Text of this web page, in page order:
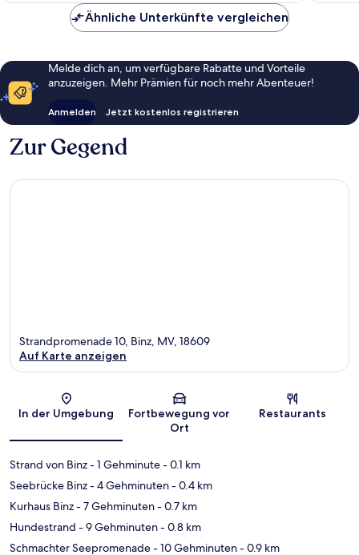
Ähnliche Unterkünfte vergleichen
Melde dich an, um verfügbare Rabatte und Vorteile
anzuzeigen. Mehr Prämien für noch mehr Abenteuer!
Anmelden Jetzt kostenlos registrieren
Zur Gegend
Karte
Strandpromenade 10, Binz, MV, 18609
Auf Karte anzeigen
In der Umgebung
Fortbewegung vor
Ort
Restaurants
Strand von Binz- 1 Gehminute- 0.1 km
Seebrücke Binz- 4 Gehminuten- 0.4 km
Kurhaus Binz- 7 Gehminuten- 0.7 km
Hundestrand - 9 Gehminuten- 0.8 km
Schmachter Seepromenade- 10 Gehminuten- 0.9 km